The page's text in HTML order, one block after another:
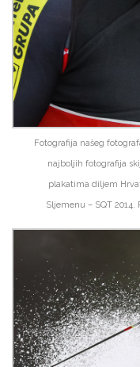
Fotografija našeg
najboljih fotografija
plakatima diljem
Sljemenu – SQT